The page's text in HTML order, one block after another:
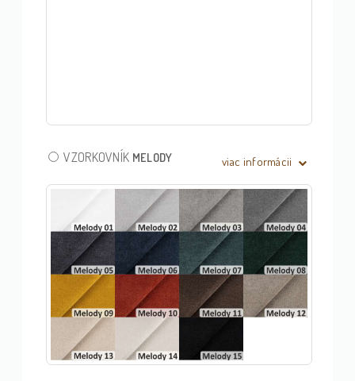
VZORKOVNÍK MELODY viac informácii